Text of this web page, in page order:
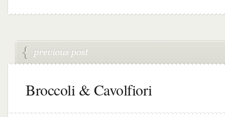
Broccoli & Cavolfiori